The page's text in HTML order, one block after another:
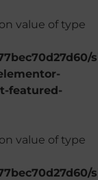
value of type
featured-
value of type